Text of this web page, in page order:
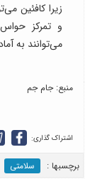
زیرا کافئین
و تمرکز
می‌توانند به
منبع: جام جم
اشتراک گذاری:
برچسب‎ها : سلامتی